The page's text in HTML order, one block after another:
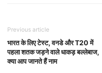
Previous article
भारत के लिए टेस्ट, वनडे और T20 में
पहला शतक जड़ने वाले धाकड़ बल्लेबाज,
क्या आप जानते हैं नाम